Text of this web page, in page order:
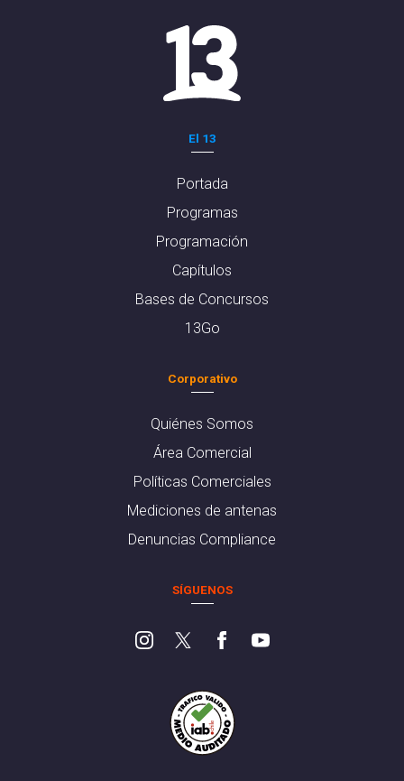
El 13
Portada
Programas
Programación
Capítulos
Bases de Concursos
13Go
Corporativo
Quiénes Somos
Área Comercial
Políticas Comerciales
Mediciones de antenas
Denuncias Compliance
SÍGUENOS